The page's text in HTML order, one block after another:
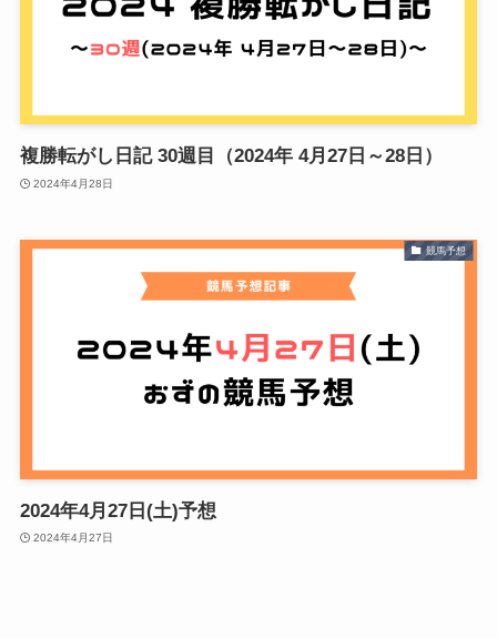
複勝転がし日記 30週目（2024年 4月27日～28日）
2024年4月28日
競馬予想
2024年4月27日(土)予想
2024年4月27日